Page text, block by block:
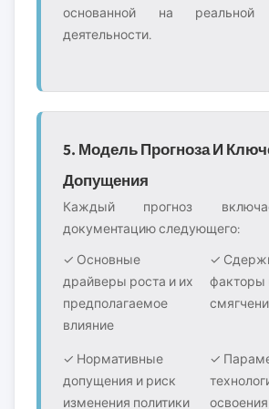
основанной на реальной
деятельности.
5. Модель Прогноза И
Допущения
Каждый прогноз
документацию следующего:
✓ Основные
драйверы роста и их
предполагаемое
влияние
✓
факторы
✓ Нормативные
допущения и риск
изменения политики
✓
освоения